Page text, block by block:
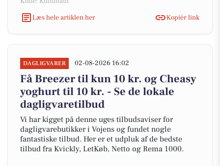
Læs hele artiklen her
Kopiér link
DAGLIGVARER 02-08-2026 16:02
Få Breezer til kun 10 kr. og Cheasy
yoghurt til 10 kr. - Se de lokale
dagligvaretilbud
Vi har kigget på denne uges tilbudsaviser for
dagligvarebutikker i Vojens og fundet nogle
fantastiske tilbud. Her er et udpluk af de bedste
tilbud fra Kvickly, LetKøb, Netto og Rema 1000.